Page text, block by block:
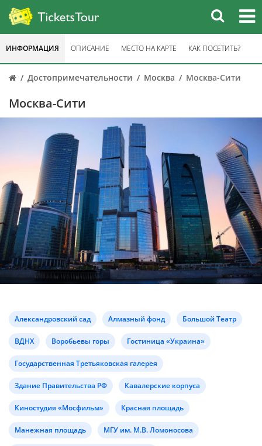
Достопримечательности Москва Москва-Сити
Москва-Сити
Александровский сад Алмазный фонд Большой Театр
ВДНХ Воробьевы горы Гостиница «Украина»
Государственная Третьяковская галерея
Здание Правительства РФ Кавалерские корпуса
Киностудия «Мосфильм» Красная площадь
Манежная площадь МГУ им. М.В. Ломоносова
ИНФОРМАЦИЯ ОПИСАНИЕ МЕСТО НА КАРТЕ КАК ПОСЕТИТЬ?